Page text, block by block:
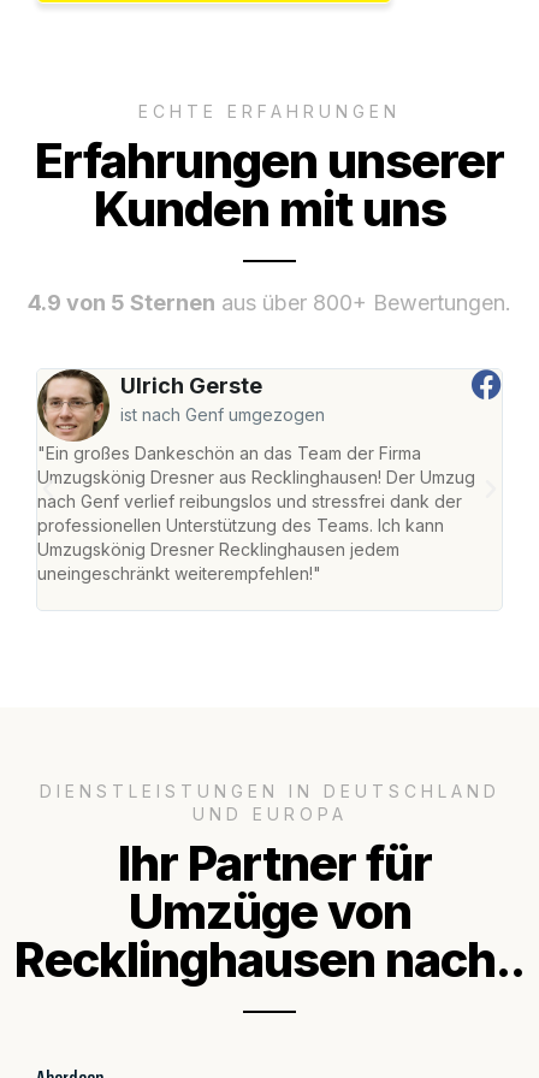
ECHTE ERFAHRUNGEN
Erfahrungen unserer
Kunden mit uns
4.9 von 5 Sternen aus über 800+ Bewertungen.
Ulrich Gerste
ist nach Genf umgezogen
"Ein großes Dankeschön an das Team der Firma
Umzugskönig Dresner aus Recklinghausen! Der Umzug
nach Genf verlief reibungslos und stressfrei dank der
professionellen Unterstützung des Teams. Ich kann
Umzugskönig Dresner Recklinghausen jedem
uneingeschränkt weiterempfehlen!"
DIENSTLEISTUNGEN IN DEUTSCHLAND
UND EUROPA
Ihr Partner für
Umzüge von
Recklinghausen nach..